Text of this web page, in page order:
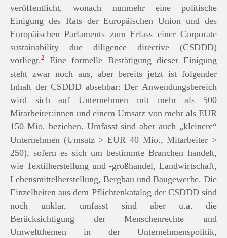
veröffentlicht, wonach nunmehr eine politische
Einigung des Rats der Europäischen Union und des
Europäischen Parlaments zum Erlass einer Corporate
sustainability due diligence directive (CSDDD)
vorliegt.2
Eine formelle Bestätigung dieser Einigung
steht zwar noch aus, aber bereits jetzt ist folgender
Inhalt der CSDDD absehbar: Der Anwendungsbereich
wird sich auf Unternehmen mit mehr als 500
Mitarbeiter:innen und einem Umsatz von mehr als EUR
150 Mio. beziehen. Umfasst sind aber auch „kleinere“
Unternehmen (Umsatz > EUR 40 Mio., Mitarbeiter >
250), sofern es sich um bestimmte Branchen handelt,
wie Textilherstellung und -großhandel, Landwirtschaft,
Lebensmittelherstellung, Bergbau und Baugewerbe. Die
Einzelheiten aus dem Pflichtenkatalog der CSDDD sind
noch unklar, umfasst sind aber u.a. die
Berücksichtigung der Menschenrechte und
Umweltthemen in der Unternehmenspolitik,